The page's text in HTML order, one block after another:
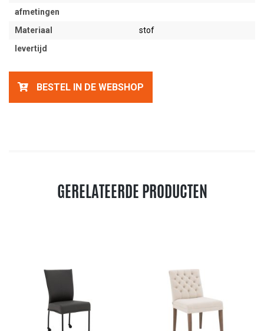
afmetingen
Materiaal
stof
levertijd
BESTEL IN DE WEBSHOP
GERELATEERDE PRODUCTEN